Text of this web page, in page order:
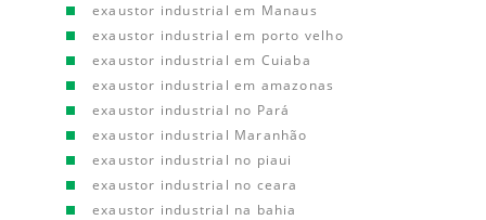
exaustor industrial em Manaus
exaustor industrial em porto velho
exaustor industrial em Cuiaba
exaustor industrial em amazonas
exaustor industrial no Pará
exaustor industrial Maranhão
exaustor industrial no piaui
exaustor industrial no ceara
exaustor industrial na bahia